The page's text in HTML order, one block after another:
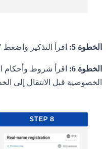
الخطوة 5: اقرأ التذكير واضغط
الخطوة 6:
اقرأ شروط وأحكام
الخصوصية قبل الانتقال إلى